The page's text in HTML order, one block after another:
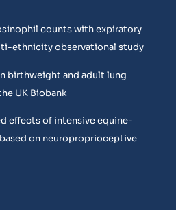
counts with expiratory
ethnicity observational study
birthweight and adult lung
UK Biobank
effects of intensive equine-
on neuroproprioceptive